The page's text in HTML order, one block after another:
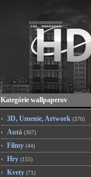
Kategórie wallpaperov
3D, Umenie, Artwork (376)
Autá (367)
Filmy (44)
Hry (155)
Kvety (71)